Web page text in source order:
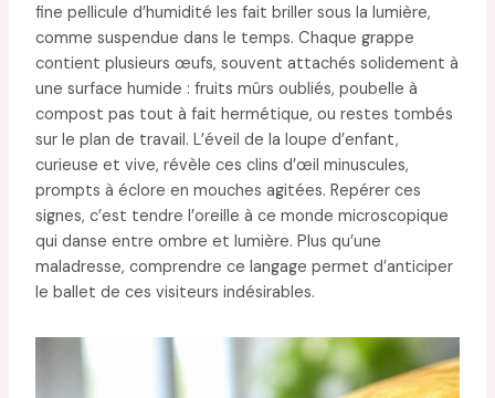
fine pellicule d’humidité les fait briller sous la lumière,
comme suspendue dans le temps. Chaque grappe
contient plusieurs œufs, souvent attachés solidement à
une surface humide : fruits mûrs oubliés, poubelle à
compost pas tout à fait hermétique, ou restes tombés
sur le plan de travail. L’éveil de la loupe d’enfant,
curieuse et vive, révèle ces clins d’œil minuscules,
prompts à éclore en mouches agitées. Repérer ces
signes, c’est tendre l’oreille à ce monde microscopique
qui danse entre ombre et lumière. Plus qu’une
maladresse, comprendre ce langage permet d’anticiper
le ballet de ces visiteurs indésirables.